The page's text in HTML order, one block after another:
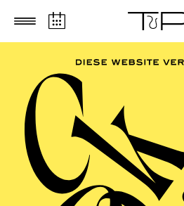
Zum Hauptinhalt springen Zum
FILTER
APRIL